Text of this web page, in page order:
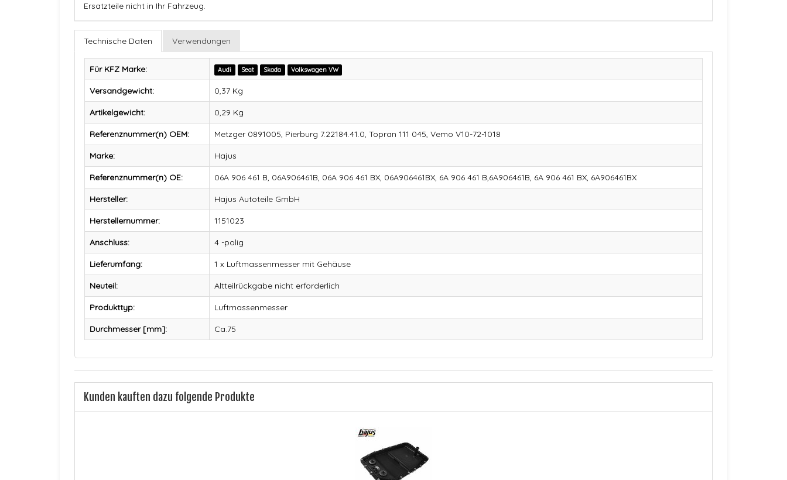
Ersatzteile nicht in Ihr Fahrzeug.
Technische Daten Verwendungen
Für KFZ Marke: Audi Seat Skoda Volkswagen VW
Versandgewicht: 0,37 Kg
Artikelgewicht: 0,29 Kg
Referenznummer(n) OEM: Metzger 0891005, Pierburg 7.22184.41.0, Topran 111 045, Vemo V10-72-1018
Marke: Hajus
Referenznummer(n) OE: 06A 906 461 B, 06A906461B, 06A 906 461 BX, 06A906461BX, 6A 906 461 B,6A906461B, 6A 906 461 BX, 6A906461BX
Hersteller: Hajus Autoteile GmbH
Herstellernummer: 1151023
Anschluss: 4 -polig
Lieferumfang: 1 x Luftmassenmesser mit Gehäuse
Neuteil: Altteilrückgabe nicht erforderlich
Produkttyp: Luftmassenmesser
Durchmesser [mm]: Ca.75
Kunden kauften dazu folgende Produkte